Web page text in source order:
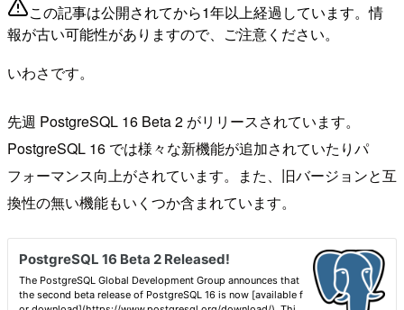
この記事は公開されてから1年以上経過しています。情
報が古い可能性がありますので、ご注意ください。
いわさです。
先週 PostgreSQL 16 Beta 2 がリリースされています。
PostgreSQL 16 では様々な新機能が追加されていたりパ
フォーマンス向上がされています。また、旧バージョンと互
換性の無い機能もいくつか含まれています。